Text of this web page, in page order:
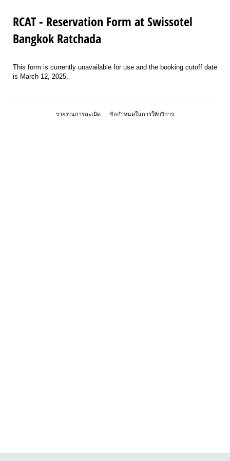
RCAT - Reservation Form at Swissotel
Bangkok Ratchada
This form is currently unavailable for use and the booking cutoff date
is March 12, 2025.
รายงานการละเมิด ข้อกำหนดในการให้บริการ